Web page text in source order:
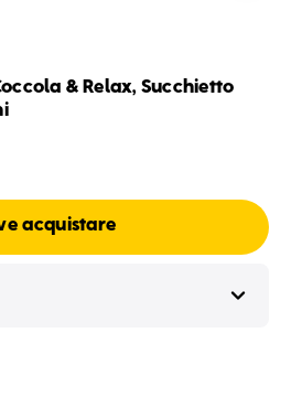
& Relax, Succhietto
acquistare